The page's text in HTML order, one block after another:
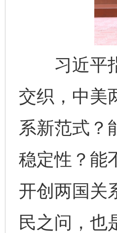
习近平指
交织，中美
系新范式？
稳定性？能
开创两国关
民之问，也